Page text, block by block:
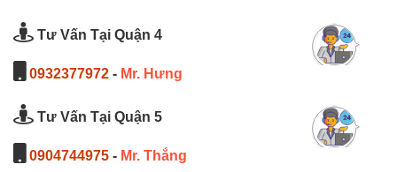
Tư Vấn Tại Quận 4
0932377972 - Mr. Hưng
Tư Vấn Tại Quận 5
0904744975 - Mr. Thắng